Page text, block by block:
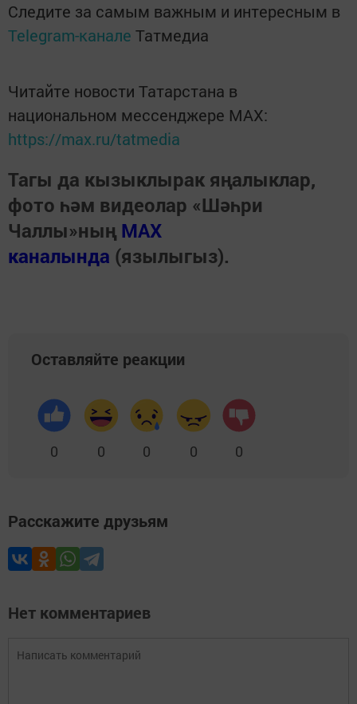
Следите за самым важным и интересным в
Telegram-канале Татмедиа
Читайте новости Татарстана в
национальном мессенджере MАХ:
https://max.ru/tatmedia
Тагы да кызыклырак яңалыклар,
фото һәм видеолар «Шәһри
Чаллы»ның MAX
каналында (язылыгыз).
Оставляйте реакции
0 0 0 0 0
Расскажите друзьям
Нет комментариев